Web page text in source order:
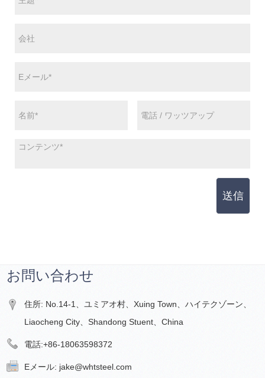
送信
お問い合わせ
住所: No.14-1、ユミアオ村、Xuing Town、ハイテクゾーン、
Liaocheng City、Shandong Stuent、China
電話:+86-18063598372
Eメール: jake@whtsteel.com